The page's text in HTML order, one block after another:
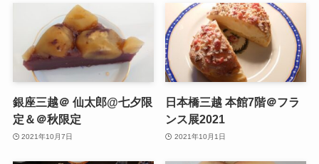
銀座三越＠ 仙太郎@七夕限
定＆＠秋限定
2021年10月7日
日本橋三越 本館7階＠フラ
ンス展2021
2021年10月1日